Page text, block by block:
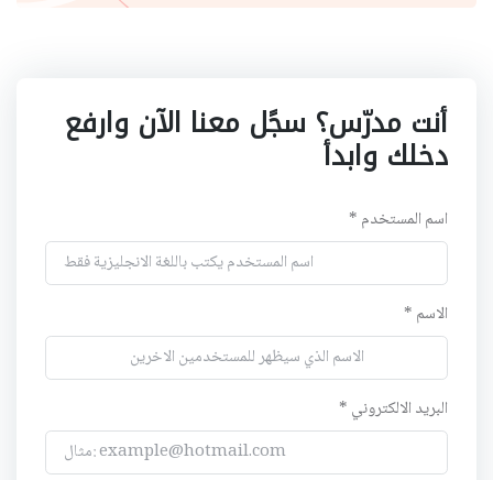
أنت مدرّس؟ سجًل معنا الآن وارفع
دخلك وابدأ
اسم المستخدم *
الاسم *
البريد الالكتروني *